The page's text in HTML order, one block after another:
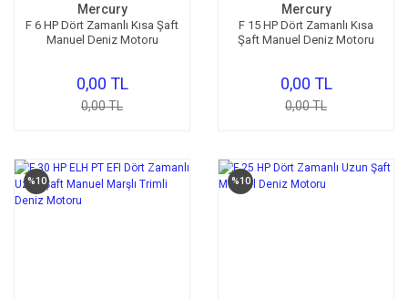
Mercury
F 6 HP Dört Zamanlı Kısa Şaft
Manuel Deniz Motoru
0,00 TL
0,00 TL
Mercury
F 15 HP Dört Zamanlı Kısa
Şaft Manuel Deniz Motoru
0,00 TL
0,00 TL
%10 %10